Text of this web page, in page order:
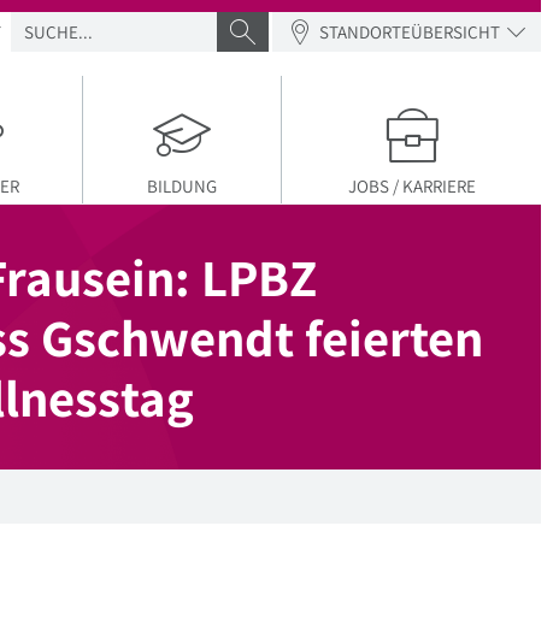
SUCHE SUCHE ABSENDEN
STANDORTEÜBERSICHT
BILDUNG JOBS / KARRIERE
LPBZ
Gschwendt feierten